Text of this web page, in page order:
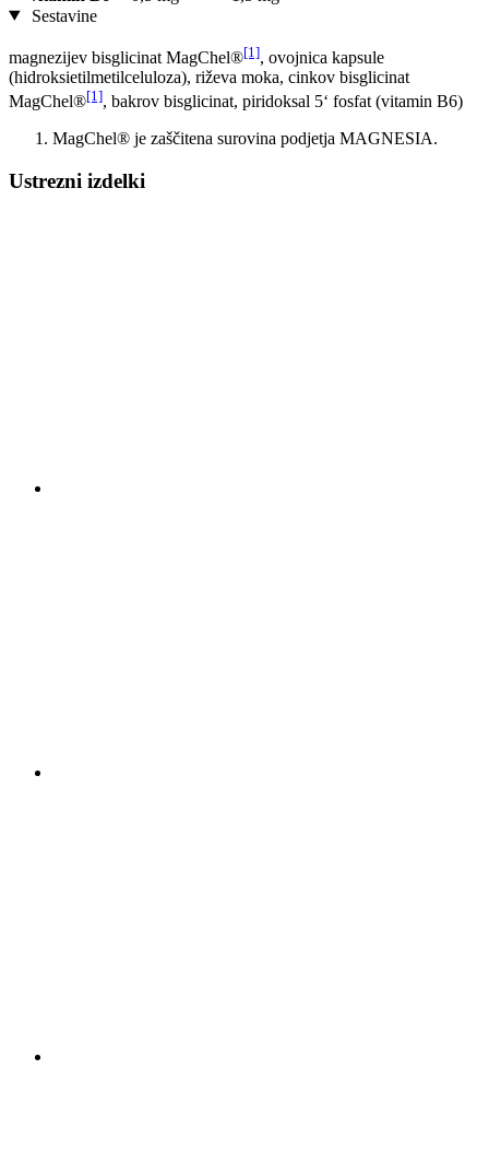
Sestavine
magnezijev bisglicinat MagChel®[1], ovojnica kapsule
(hidroksietilmetilceluloza), riževa moka, cinkov bisglicinat
MagChel®[1], bakrov bisglicinat, piridoksal 5‘ fosfat (vitamin B6)
MagChel® je zaščitena surovina podjetja MAGNESIA.
Ustrezni izdelki